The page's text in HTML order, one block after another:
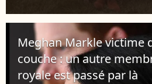
Meghan Markle victime
couche : un autre
royale est passé par là